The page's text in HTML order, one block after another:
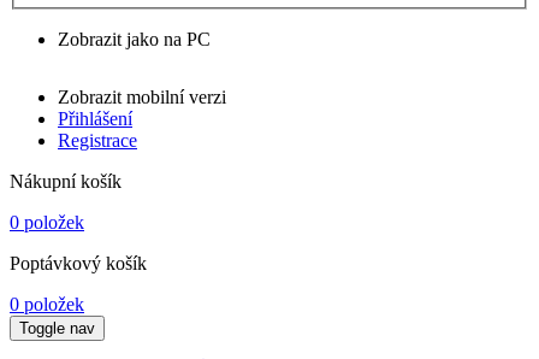
Zobrazit jako na PC
Zobrazit mobilní verzi
Přihlášení
Registrace
Nákupní košík
0 položek
Poptávkový košík
0 položek
Toggle nav